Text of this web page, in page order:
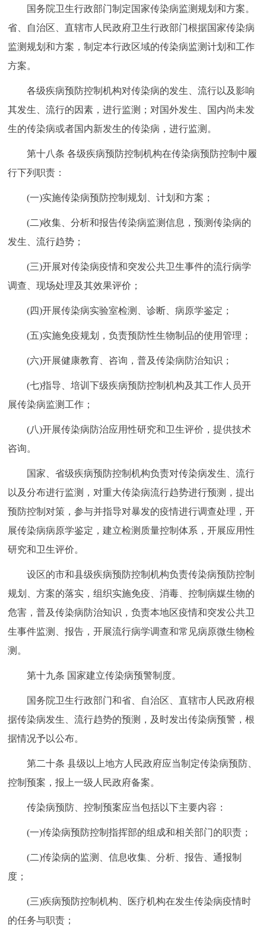
国务院卫生行政部门制定国家传染病监测规划和方案。
省、自治区、直辖市人民政府卫生行政部门根据国家传染病
监测规划和方案，制定本行政区域的传染病监测计划和工作
方案。
各级疾病预防控制机构对传染病的发生、流行以及影响
其发生、流行的因素，进行监测；对国外发生、国内尚未发
生的传染病或者国内新发生的传染病，进行监测。
第十八条 各级疾病预防控制机构在传染病预防控制中履
行下列职责：
(一)实施传染病预防控制规划、计划和方案；
(二)收集、分析和报告传染病监测信息，预测传染病的
发生、流行趋势；
(三)开展对传染病疫情和突发公共卫生事件的流行病学
调查、现场处理及其效果评价；
(四)开展传染病实验室检测、诊断、病原学鉴定；
(五)实施免疫规划，负责预防性生物制品的使用管理；
(六)开展健康教育、咨询，普及传染病防治知识；
(七)指导、培训下级疾病预防控制机构及其工作人员开
展传染病监测工作；
(八)开展传染病防治应用性研究和卫生评价，提供技术
咨询。
国家、省级疾病预防控制机构负责对传染病发生、流行
以及分布进行监测，对重大传染病流行趋势进行预测，提出
预防控制对策，参与并指导对暴发的疫情进行调查处理，开
展传染病病原学鉴定，建立检测质量控制体系，开展应用性
研究和卫生评价。
设区的市和县级疾病预防控制机构负责传染病预防控制
规划、方案的落实，组织实施免疫、消毒、控制病媒生物的
危害，普及传染病防治知识，负责本地区疫情和突发公共卫
生事件监测、报告，开展流行病学调查和常见病原微生物检
测。
第十九条 国家建立传染病预警制度。
国务院卫生行政部门和省、自治区、直辖市人民政府根
据传染病发生、流行趋势的预测，及时发出传染病预警，根
据情况予以公布。
第二十条 县级以上地方人民政府应当制定传染病预防、
控制预案，报上一级人民政府备案。
传染病预防、控制预案应当包括以下主要内容：
(一)传染病预防控制指挥部的组成和相关部门的职责；
(二)传染病的监测、信息收集、分析、报告、通报制
度；
(三)疾病预防控制机构、医疗机构在发生传染病疫情时
的任务与职责；